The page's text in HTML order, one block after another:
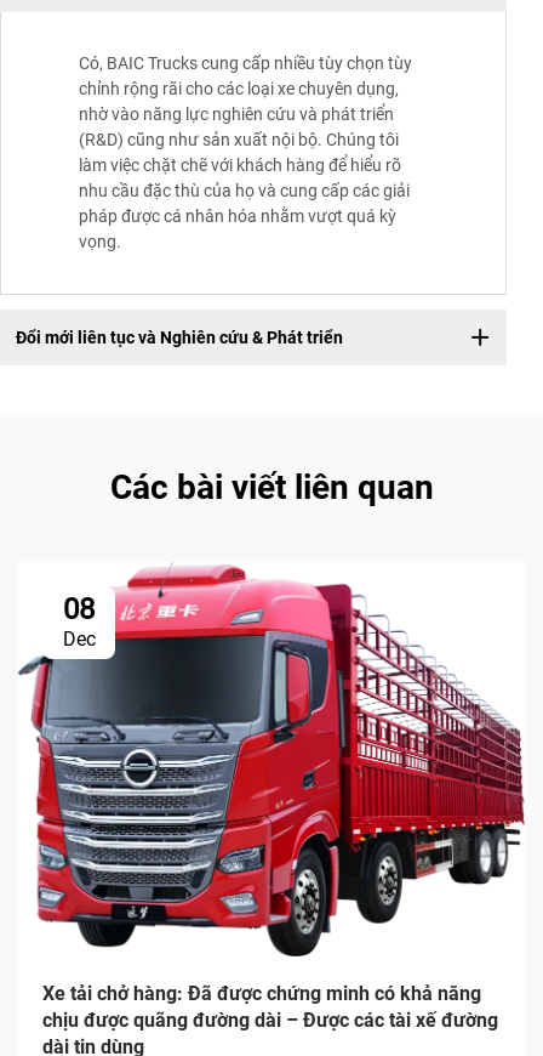
Có, BAIC Trucks cung cấp nhiều tùy chọn tùy
chỉnh rộng rãi cho các loại xe chuyên dụng,
nhờ vào năng lực nghiên cứu và phát triển
(R&D) cũng như sản xuất nội bộ. Chúng tôi
làm việc chặt chẽ với khách hàng để hiểu rõ
nhu cầu đặc thù của họ và cung cấp các giải
pháp được cá nhân hóa nhằm vượt quá kỳ
vọng.
Đổi mới liên tục và Nghiên cứu & Phát triển
Các bài viết liên quan
08
Dec
Xe tải chở hàng: Đã được chứng minh có khả năng
chịu được quãng đường dài – Được các tài xế đường
dài tin dùng